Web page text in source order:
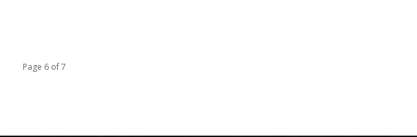
Page 6 of 7